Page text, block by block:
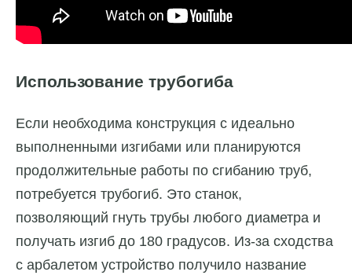
Использование трубогиба
Если необходима конструкция с идеально
выполненными изгибами или планируются
продолжительные работы по сгибанию труб,
потребуется трубогиб. Это станок,
позволяющий гнуть трубы любого диаметра и
получать изгиб до 180 градусов. Из-за сходства
с арбалетом устройство получило название